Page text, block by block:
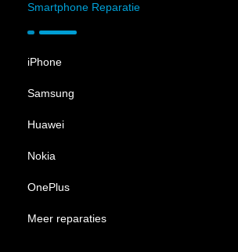
Smartphone Reparatie
iPhone
Samsung
Huawei
Nokia
OnePlus
Meer reparaties